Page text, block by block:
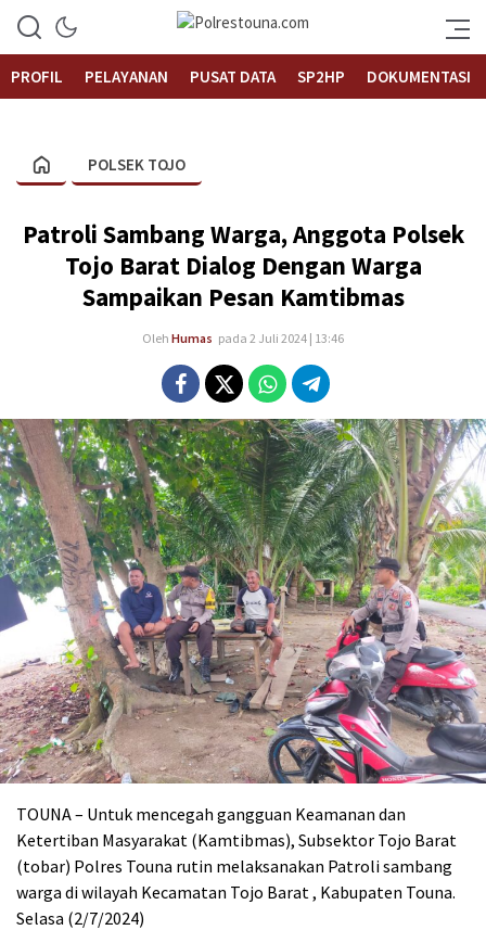
PROFIL
PELAYANAN PUSAT DATA SP2HP DOKUMENTASI
POLSEK TOJO
Patroli Sambang Warga, Anggota Polsek
Tojo Barat Dialog Dengan Warga
Sampaikan Pesan Kamtibmas
Oleh Humas pada 2 Juli 2024 | 13:46
TOUNA – Untuk mencegah gangguan Keamanan dan
Ketertiban Masyarakat (Kamtibmas), Subsektor Tojo Barat
(tobar) Polres Touna rutin melaksanakan Patroli sambang
warga di wilayah Kecamatan Tojo Barat , Kabupaten Touna.
Selasa (2/7/2024)